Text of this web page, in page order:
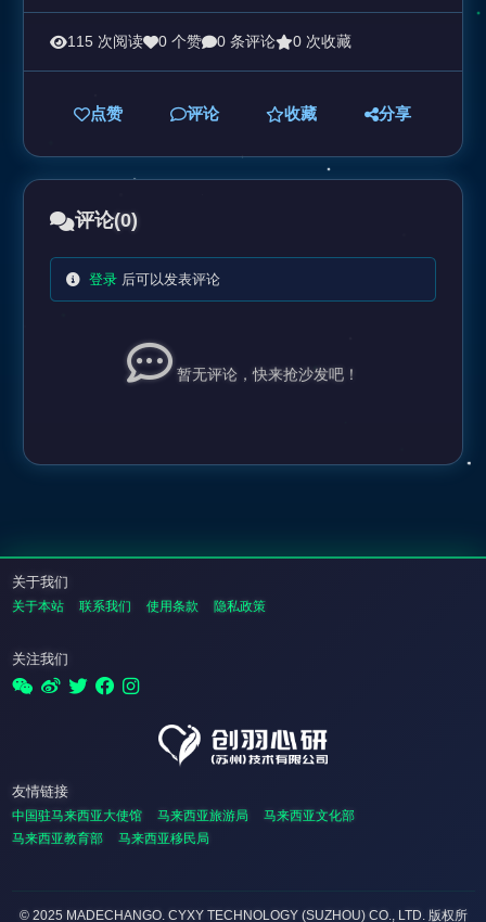
115 次阅读 0 个赞 0 条评论 0 次收藏
点赞 评论 收藏 分享
评论(0)
登录后可以发表评论
暂无评论，快来抢沙发吧！
关于我们
关于本站 联系我们 使用条款 隐私政策
关注我们
友情链接
中国驻马来西亚大使馆 马来西亚旅游局
马来西亚文化部
马来西亚教育部
马来西亚移民局
© 2025 MADECHANGO. CYXY TECHNOLOGY (SUZHOU) CO., LTD. 版权所